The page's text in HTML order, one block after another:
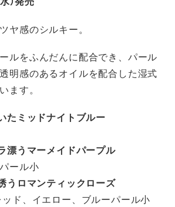
ヤ感のシルキー。
ルをふんだんに配合でき、パール
明感のあるオイルを配合した湿式
ます。
たミッドナイトブルー
漂うマーメイドパープル
ール小
うロマンティックローズ
ド、イエロー、ブルーパール小